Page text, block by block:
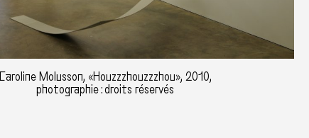
Caroline Molusson, «Houzzzhouzzzhou», 2010,
photographie : droits réservés